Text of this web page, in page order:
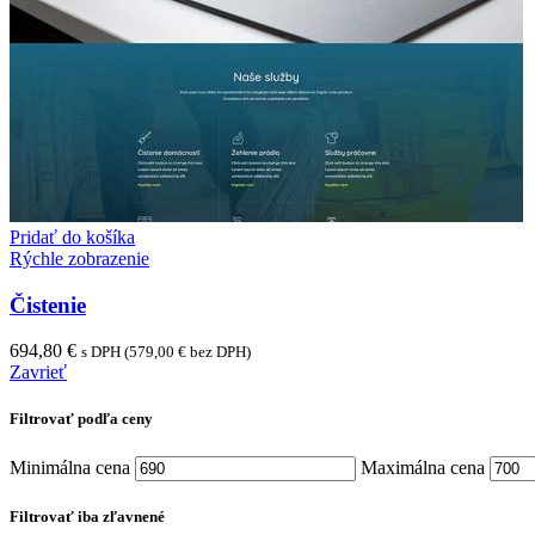
Pridať do košíka
Rýchle zobrazenie
Čistenie
694,80 € s DPH (579,00 € bez DPH)
Zavrieť
Filtrovať podľa ceny
Minimálna cena Maximálna cena
Filtrovať iba zľavnené